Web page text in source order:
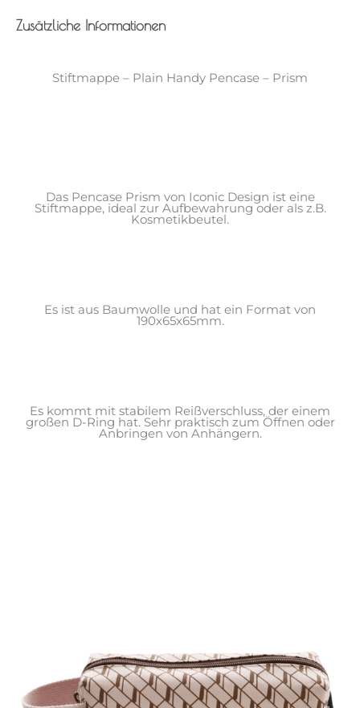
Zusätzliche Informationen
Stiftmappe – Plain Handy Pencase – Prism
Das Pencase Prism von Iconic Design ist eine
Stiftmappe, ideal zur Aufbewahrung oder als z.B.
Kosmetikbeutel.
Es ist aus Baumwolle und hat ein Format von
190x65x65mm.
Es kommt mit stabilem Reißverschluss, der einem
großen D-Ring hat. Sehr praktisch zum Öffnen oder
Anbringen von Anhängern.